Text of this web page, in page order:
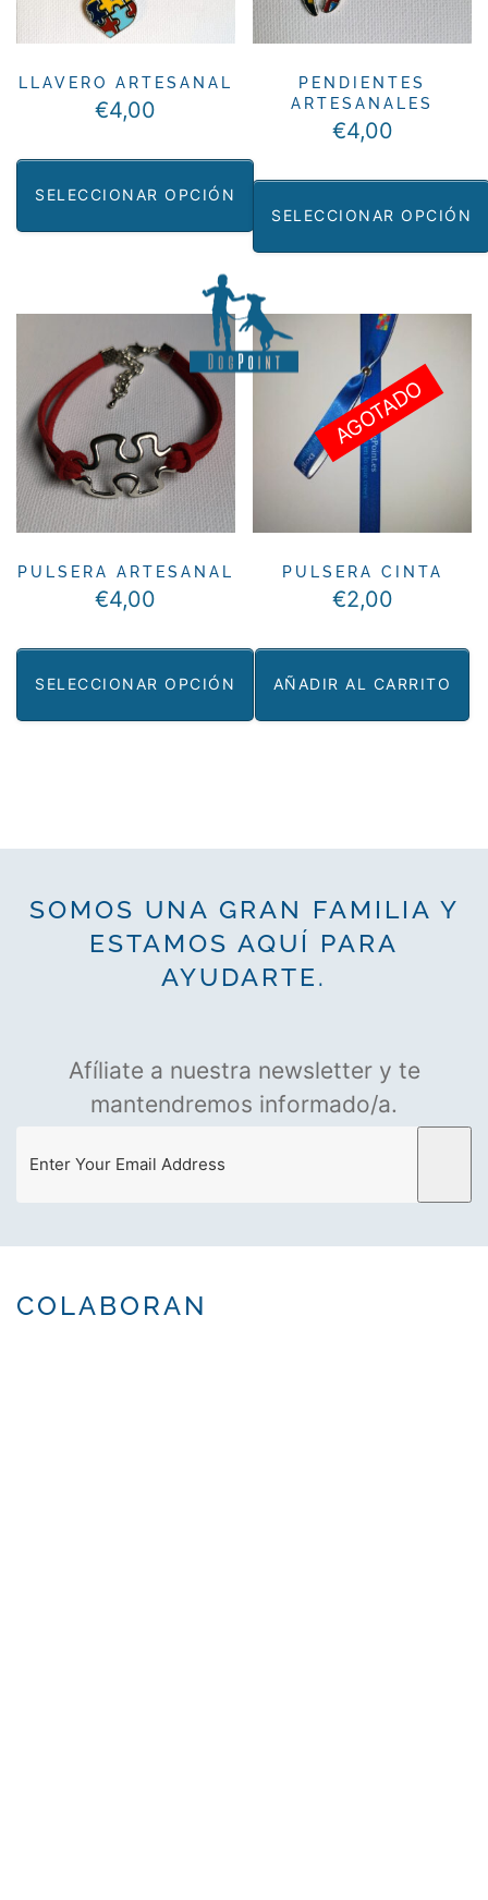
LLAVERO ARTESANAL
€4,00
SELECCIONAR OPCIÓN
múltiples
variantes.
Las
opciones
se
pueden
elegir
la
página
producto
PENDIENTES
ARTESANALES
€4,00
SELECCIONAR OPCIÓN
tiene
múltiples
variantes.
Las
opciones
se
elegir
en
la
producto
PULSERA ARTESANAL
€4,00
SELECCIONAR OPCIÓN
variantes.
opciones
se
pueden
la
página
producto
PULSERA CINTA
€2,00
AÑADIR AL CARRITO
AGOTADO
SOMOS UNA GRAN FAMILIA Y
ESTAMOS AQUÍ PARA
AYUDARTE.
Afíliate a nuestra newsletter y te
mantendremos informado/a.
COLABORAN